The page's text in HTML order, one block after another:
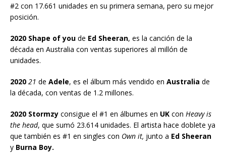
#2 con 17.661 unidades en su primera semana, pero su mejor
posición.
2020 Shape of you de Ed Sheeran, es la canción de la
década en Australia con ventas superiores al millón de
unidades.
2020 21 de Adele, es el álbum más vendido en Australia de
la década, con ventas de 1.2 millones.
2020 Stormzy consigue el #1 en álbumes en UK con Heavy is
the head, que sumó 23.614 unidades. El artista hace doblete ya
que también es #1 en singles con Own it, junto a Ed Sheeran
y Burna Boy.